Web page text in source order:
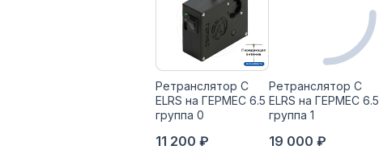
Ретранслятор С
ELRS на ГЕРМЕС 6.5
группа 0
11 200 ₽
Ретранслятор С
ELRS на ГЕРМЕС 6.5
группа 1
19 000 ₽